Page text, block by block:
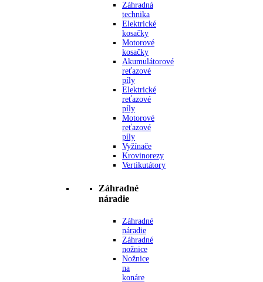
Záhradná
technika
Elektrické
kosačky
Motorové
kosačky
Akumulátorové
reťazové
píly
Elektrické
reťazové
píly
Motorové
reťazové
píly
Vyžínače
Krovinorezy
Vertikutátory
Záhradné
náradie
Záhradné
náradie
Záhradné
nožnice
Nožnice
na
konáre